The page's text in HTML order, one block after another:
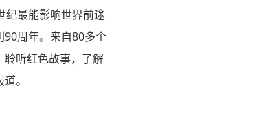
纪最能影响世界前途
90周年。来自80多个
听红色故事，了解
。